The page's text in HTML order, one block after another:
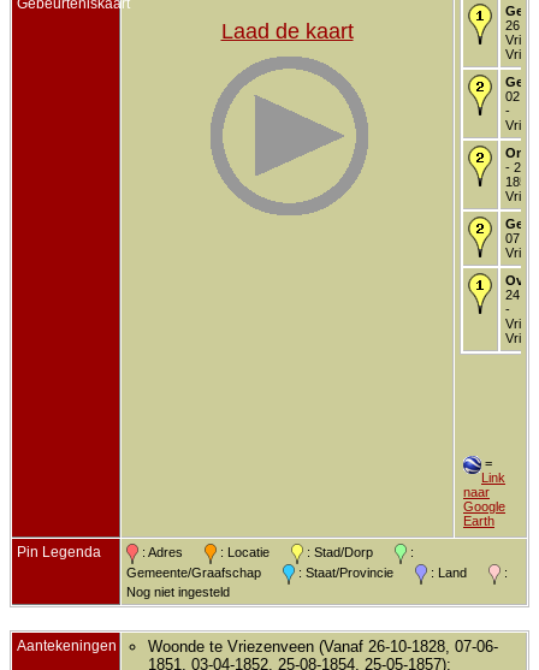
Gebeurteniskaart
Laad de kaart
26
02
-
- 25
1851
07
24
-
=
Link
naar
Google
Earth
Pin Legenda : Adres : Locatie : Stad/Dorp
:
Gemeente/Graafschap
: Staat/Provincie : Land
:
Nog niet ingesteld
Aantekeningen
Woonde te Vriezenveen (Vanaf 26-10-1828, 07-06-
1851, 03-04-1852, 25-08-1854, 25-05-1857);